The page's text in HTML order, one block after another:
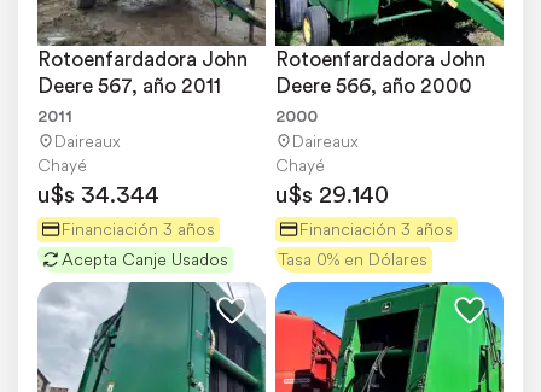
Rotoenfardadora John
Deere 567, año 2011
2011
Daireaux
Chayé
u$s 34.344
Financiación 3 años
Acepta Canje Usados
Rotoenfardadora John
Deere 566, año 2000
2000
Daireaux
Chayé
u$s 29.140
Financiación 3 años
Tasa 0% en Dólares